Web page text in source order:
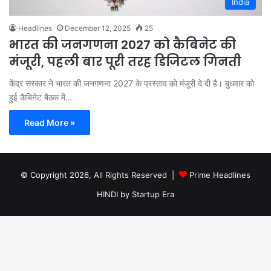
Headlines December 12, 2025 25
भारत की जनगणना 2027 को कैबिनेट की
मंजूरी, पहली बार पूरी तरह डिजिटल गिनती
केंद्र सरकार ने भारत की जनगणना 2027 के प्रस्ताव को मंजूरी दे दी है। बुधवार को
हुई कैबिनेट बैठक में…
Read More »
© Copyright 2026, All Rights Reserved |
Prime Headlines
HINDI by Startup Era